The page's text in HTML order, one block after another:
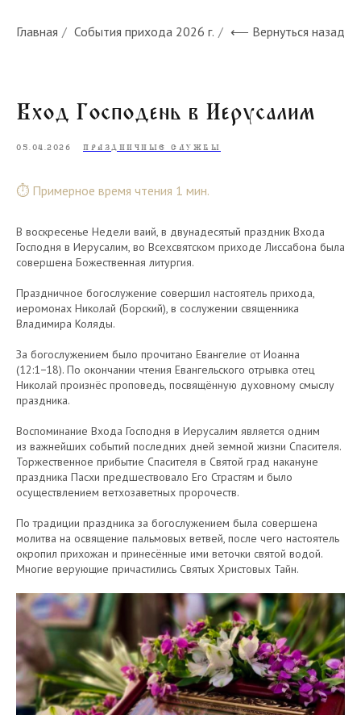
Главная / События прихода 2026 г. / ⟵ Вернуться назад
Вход Господень в Иерусалим
05.04.2026 ПРАЗДНИЧНЫЕ СЛУЖБЫ
⏱ Примерное время чтения 1 мин.
В воскресенье Недели ваий, в двунадесятый праздник Входа
Господня в Иерусалим, во Всехсвятском приходе Лиссабона была
совершена Божественная литургия.
Праздничное богослужение совершил настоятель прихода,
иеромонах Николай (Борский), в сослужении священника
Владимира Коляды.
За богослужением было прочитано Евангелие от Иоанна
(12:1−18). По окончании чтения Евангельского отрывка отец
Николай произнёс проповедь, посвящённую духовному смыслу
праздника.
Воспоминание Входа Господня в Иерусалим является одним
из важнейших событий последних дней земной жизни Спасителя.
Торжественное прибытие Спасителя в Святой град накануне
праздника Пасхи предшествовало Его Страстям и было
осуществлением ветхозаветных пророчеств.
По традиции праздника за богослужением была совершена
молитва на освящение пальмовых ветвей, после чего настоятель
окропил прихожан и принесённые ими веточки святой водой.
Многие верующие причастились Святых Христовых Тайн.